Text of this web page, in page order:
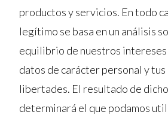
productos y servicios. En todo
legítimo se basa en un análisis
equilibrio de nuestros
datos de carácter personal y
libertades. El resultado de
determinará el que podamos